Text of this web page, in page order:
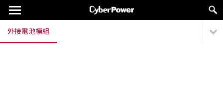
外接電池模組